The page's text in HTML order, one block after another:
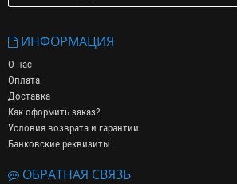
ИНФОРМАЦИЯ
О нас
Оплата
Доставка
Как оформить заказ?
Условия возврата и гарантии
Банковские реквизиты
ОБРАТНАЯ СВЯЗЬ